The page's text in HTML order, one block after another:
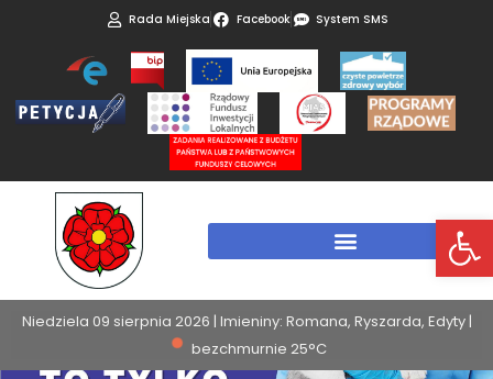
Rada Miejska Facebook System SMS
Niedziela 09 sierpnia 2026 | Imieniny: Romana, Ryszarda, Edyty |
bezchmurnie 25°C